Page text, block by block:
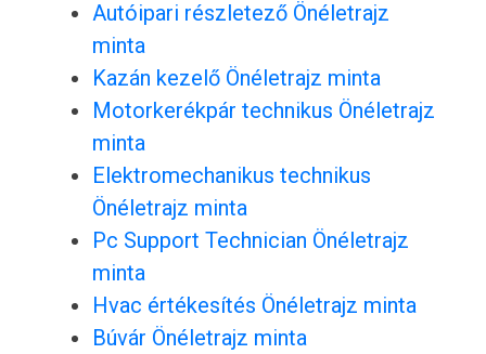
Autóipari részletező Önéletrajz
minta
Kazán kezelő Önéletrajz minta
Motorkerékpár technikus Önéletrajz
minta
Elektromechanikus technikus
Önéletrajz minta
Pc Support Technician Önéletrajz
minta
Hvac értékesítés Önéletrajz minta
Búvár Önéletrajz minta